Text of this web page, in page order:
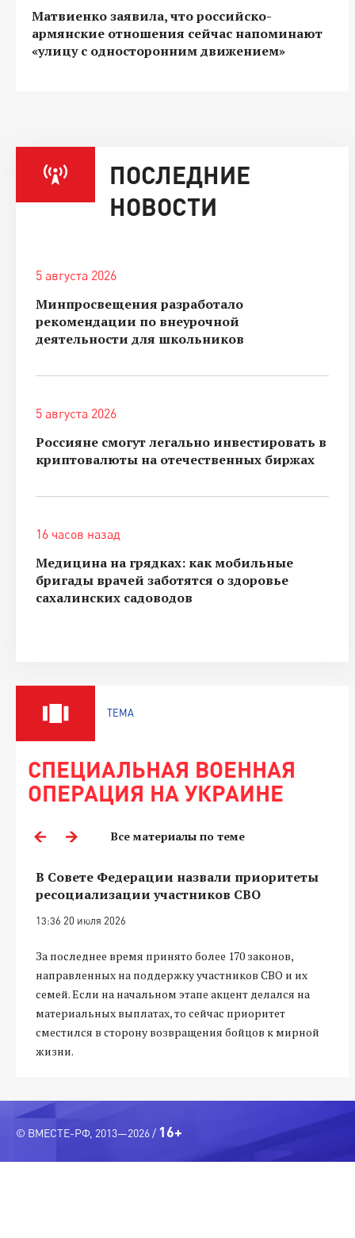
Матвиенко заявила, что российско-
армянские отношения сейчас напоминают
«улицу с односторонним движением»
ПОСЛЕДНИЕ
НОВОСТИ
5 августа 2026
Минпросвещения разработало
рекомендации по внеурочной
деятельности для школьников
5 августа 2026
Россияне смогут легально инвестировать в
криптовалюты на отечественных биржах
16 часов назад
Медицина на грядках: как мобильные
бригады врачей заботятся о здоровье
сахалинских садоводов
ТЕМА
СПЕЦИАЛЬНАЯ ВОЕННАЯ
ОПЕРАЦИЯ НА УКРАИНЕ
Все материалы по теме
В Совете Федерации назвали приоритеты
ресоциализации участников СВО
13:36 20 июля 2026
За последнее время принято более 170 законов,
направленных на поддержку участников СВО и их
семей. Если на начальном этапе акцент делался на
материальных выплатах, то сейчас приоритет
сместился в сторону возвращения бойцов к мирной
жизни.
© ВМЕСТЕ-РФ, 2013—2026 / 16+